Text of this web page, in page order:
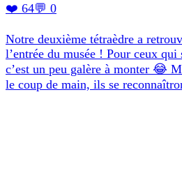
❤️ 64💬 0
Notre deuxième tétraèdre a
l’entrée du musée ! Pour ceux
c’est un peu galère à monter 😂
le coup de main, ils se